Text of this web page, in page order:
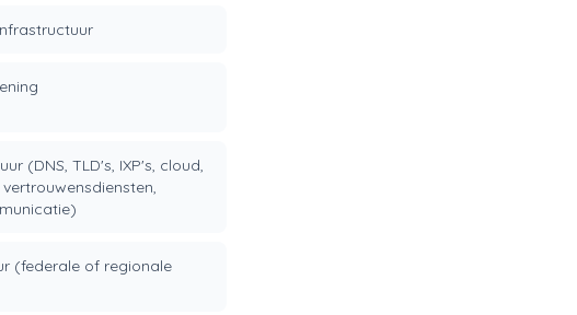
(DNS, TLD's, IXP's, cloud,
(federale of regionale